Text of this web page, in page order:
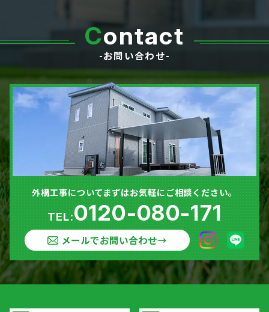
Contact
-お問い合わせ-
外構工事についてまずはお気軽にご相談ください。
TEL:0120-080-171
メールでお問い合わせ→